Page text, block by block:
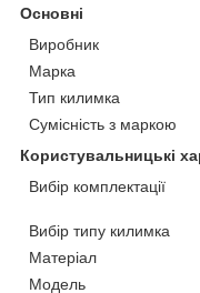
Основні
Виробник
Марка
Тип килимка
Сумісність з маркою
Користувальницькі
Вибір комплектації
Вибір типу килимка
Матеріал
Мoдель